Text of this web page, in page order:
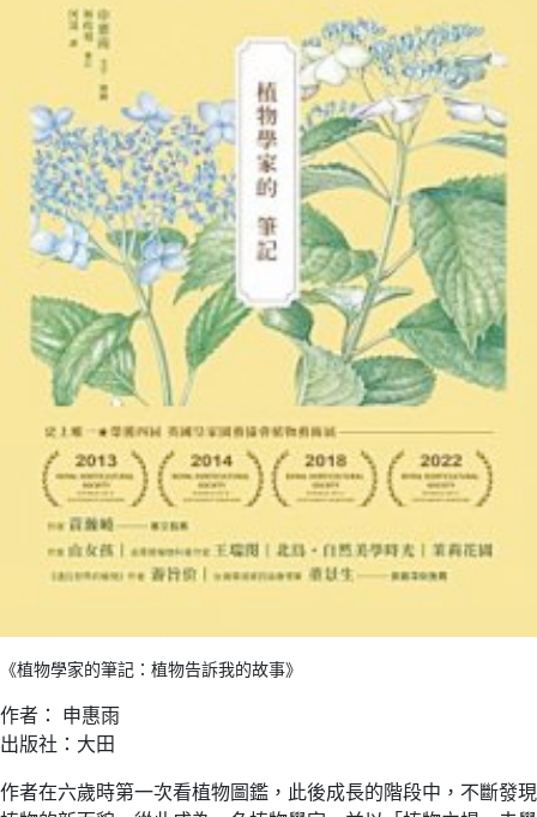
《植物學家的筆記：植物告訴我的故事》
作者： 申惠雨
出版社：大田
作者在六歲時第一次看植物圖鑑，此後成長的階段中，不斷發現